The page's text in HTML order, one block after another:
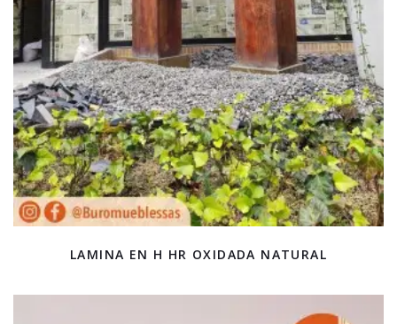
LAMINA EN H HR OXIDADA NATURAL